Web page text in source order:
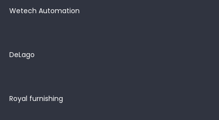
Wetech Automation
DeLago
Royal furnishing